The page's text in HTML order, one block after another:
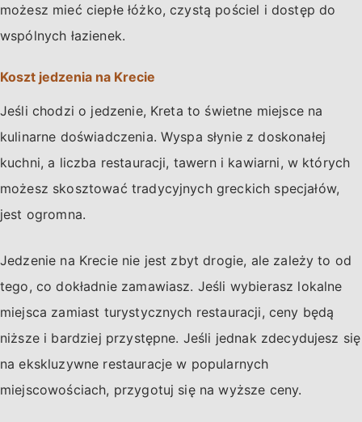
możesz mieć ciepłe łóżko, czystą pościel i dostęp do
wspólnych łazienek.
Koszt jedzenia na Krecie
Jeśli chodzi o jedzenie, Kreta to świetne miejsce na
kulinarne doświadczenia. Wyspa słynie z doskonałej
kuchni, a liczba restauracji, tawern i kawiarni, w których
możesz skosztować tradycyjnych greckich specjałów,
jest ogromna.
Jedzenie na Krecie nie jest zbyt drogie, ale zależy to od
tego, co dokładnie zamawiasz. Jeśli wybierasz lokalne
miejsca zamiast turystycznych restauracji, ceny będą
niższe i bardziej przystępne. Jeśli jednak zdecydujesz się
na ekskluzywne restauracje w popularnych
miejscowościach, przygotuj się na wyższe ceny.